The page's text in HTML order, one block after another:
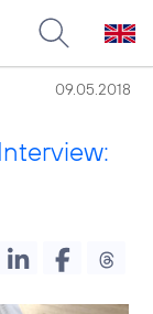
09.05.2018